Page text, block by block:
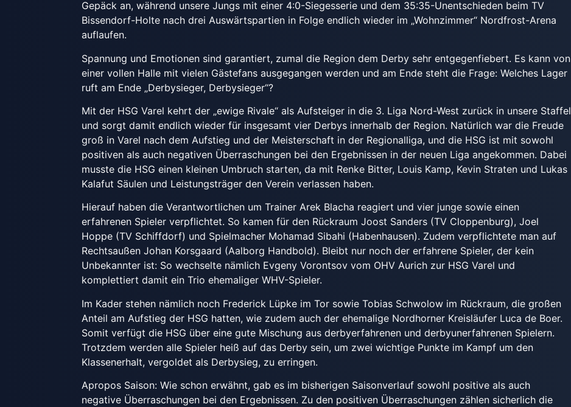
Gepäck an, während unsere Jungs mit einer 4:0-Siegesserie und dem 35:35-Unentschieden beim TV
Bissendorf-Holte nach drei Auswärtspartien in Folge endlich wieder im „Wohnzimmer“ Nordfrost-Arena
auflaufen.
Spannung und Emotionen sind garantiert, zumal die Region dem Derby sehr entgegenfiebert. Es kann von
einer vollen Halle mit vielen Gästefans ausgegangen werden und am Ende steht die Frage: Welches Lager
ruft am Ende „Derbysieger, Derbysieger“?
Mit der HSG Varel kehrt der „ewige Rivale“ als Aufsteiger in die 3. Liga Nord-West zurück in unsere Staffel
und sorgt damit endlich wieder für insgesamt vier Derbys innerhalb der Region. Natürlich war die Freude
groß in Varel nach dem Aufstieg und der Meisterschaft in der Regionalliga, und die HSG ist mit sowohl
positiven als auch negativen Überraschungen bei den Ergebnissen in der neuen Liga angekommen. Dabei
musste die HSG einen kleinen Umbruch starten, da mit Renke Bitter, Louis Kamp, Kevin Straten und Lukas
Kalafut Säulen und Leistungsträger den Verein verlassen haben.
Hierauf haben die Verantwortlichen um Trainer Arek Blacha reagiert und vier junge sowie einen
erfahrenen Spieler verpflichtet. So kamen für den Rückraum Joost Sanders (TV Cloppenburg), Joel
Hoppe (TV Schiffdorf) und Spielmacher Mohamad Sibahi (Habenhausen). Zudem verpflichtete man auf
Rechtsaußen Johan Korsgaard (Aalborg Handbold). Bleibt nur noch der erfahrene Spieler, der kein
Unbekannter ist: So wechselte nämlich Evgeny Vorontsov vom OHV Aurich zur HSG Varel und
komplettiert damit ein Trio ehemaliger WHV-Spieler.
Im Kader stehen nämlich noch Frederick Lüpke im Tor sowie Tobias Schwolow im Rückraum, die großen
Anteil am Aufstieg der HSG hatten, wie zudem auch der ehemalige Nordhorner Kreisläufer Luca de Boer.
Somit verfügt die HSG über eine gute Mischung aus derbyerfahrenen und derbyunerfahrenen Spielern.
Trotzdem werden alle Spieler heiß auf das Derby sein, um zwei wichtige Punkte im Kampf um den
Klassenerhalt, vergoldet als Derbysieg, zu erringen.
Apropos Saison: Wie schon erwähnt, gab es im bisherigen Saisonverlauf sowohl positive als auch
negative Überraschungen bei den Ergebnissen. Zu den positiven Überraschungen zählen sicherlich die